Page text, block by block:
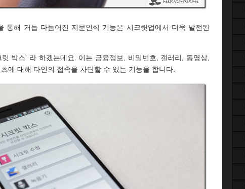
통해 거듭 다듬어진 지문인식 기능은 시크릿업에서 더욱 발전된
박스' 라 하겠는데요. 이는 금융정보, 비밀번호, 갤러리, 동영상,
에 대해 타인의 접속을 차단할 수 있는 기능을 합니다.